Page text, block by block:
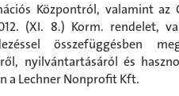
Központról, valamint az
(XI. 8.) Korm. rendelet,
összefüggésben
nyilvántartásáról és
a Lechner Nonprofit Kft.